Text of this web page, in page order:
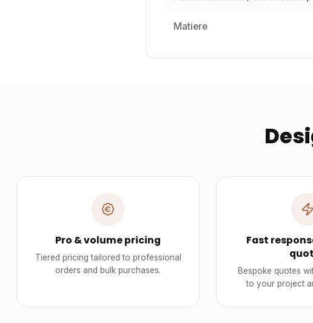
Matiere
Pro & volume pricing
Tiered pricing tailored to professional
orders and bulk purchases.
Fast
Bespoke quotes
to your project